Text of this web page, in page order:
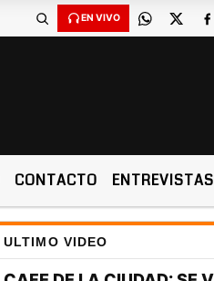
EN VIVO
CONTACTO ENTREVISTAS
ULTIMO VIDEO